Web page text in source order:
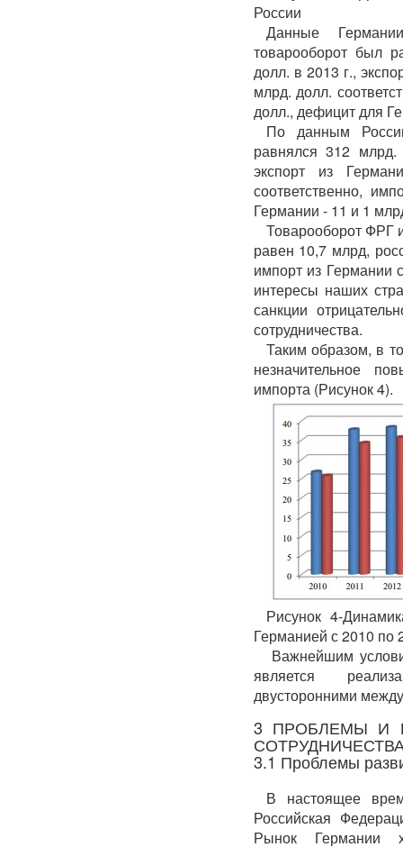
России
Данные
товарооборот был
долл. в 2013 г.,
млрд. долл.
долл., дефицит для
По данным
равнялся 312
экспорт из
соответственно,
Германии - 11 и 1
Товарооборот ФРГ
равен 10,7 млрд,
импорт из Германии
интересы наших
санкции
сотрудничества.
Таким образом, в
незначительное
импорта (Рисунок 4).
Рисунок 4-
Германией с 2010
Важнейшим
является
двусторонними
3 ПРОБЛЕМЫ И
3.1 Проблемы
В настоящее
Российская
Рынок Германии